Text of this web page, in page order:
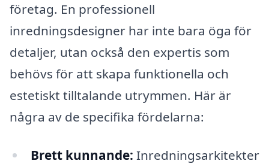
företag. En professionell
inredningsdesigner har inte bara öga för
detaljer, utan också den expertis som
behövs för att skapa funktionella och
estetiskt tilltalande utrymmen. Här är
några av de specifika fördelarna:
Brett kunnande: Inredningsarkitekter